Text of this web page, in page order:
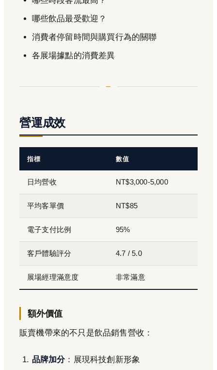
哪些飲品最受歡迎？
消費者停留時間與購買行為的關聯
各展場據點的消費差異
營運成效
指標 數值
日均營收 NT$3,000-5,000
平均客單價 NT$85
電子支付比例 95%
客戶體驗評分 4.7 / 5.0
展場經理滿意度 非常滿意
額外價值
販賣機帶來的不只是飲品銷售營收：
品牌加分 ：展現科技創新形象